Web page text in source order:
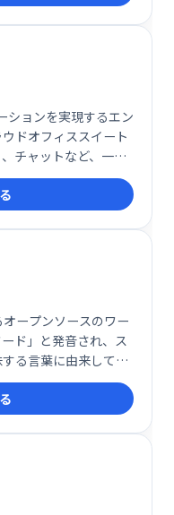
ションを実現するエン
ドオフィススイート
チャットなど、一般
ーを重視した設計で
号化されるため、ユ
安心して共同作業を
な作業環境を提供し
ープンソースのワー
ド」と発音され、ス
る言葉に由来してい
など、複数のOSに対
ートします。